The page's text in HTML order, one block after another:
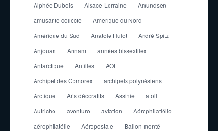
Alphée Dubois
Alsace-Lorraine
Amundsen
amusante collecte
Amérique du Nord
Amérique du Sud
Anatole Hulot
André Spitz
Anjouan
Annam
années bissextiles
Antarctique
Antilles
AOF
Archipel des Comores
archipels polynésiens
Arctique
Arts décoratifs Assinie
atoll
Autriche
aventure aviation
Aérophilatlélie
aérophilatélie
Aéropostale
Ballon-monté